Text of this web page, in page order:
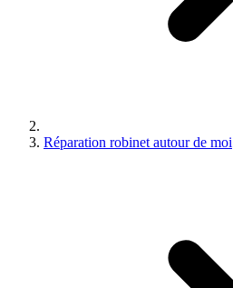
Réparation robinet autour de moi